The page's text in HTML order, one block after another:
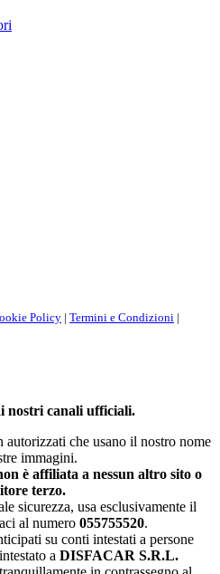
Policy | Termini e Condizioni |
nostri canali ufficiali.
che usano il nostro nome
immagini.
è affiliata a nessun altro sito o
terzo.
sicurezza, usa esclusivamente il
al numero 055755520.
su conti intestati a persone
a DISFACAR S.R.L.